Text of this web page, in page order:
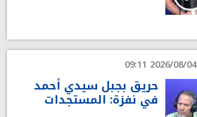
2026/08/04 09:11
حريق بجبل سيدي أحمد
في نفزة: المستجدات